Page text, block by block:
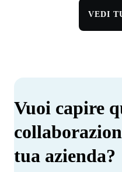
VEDI
Vuoi capire
tua azienda?